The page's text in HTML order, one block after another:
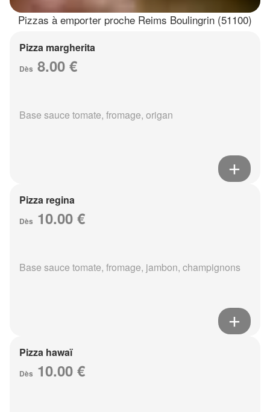
Pizzas à emporter proche Reims Boulingrin (51100)
Pizza margherita
Dès 8.00 €
Base sauce tomate, fromage, origan
Pizza regina
Dès 10.00 €
Base sauce tomate, fromage, jambon, champignons
Pizza hawaï
Dès 10.00 €